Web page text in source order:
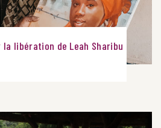
libération de Leah Sharibu